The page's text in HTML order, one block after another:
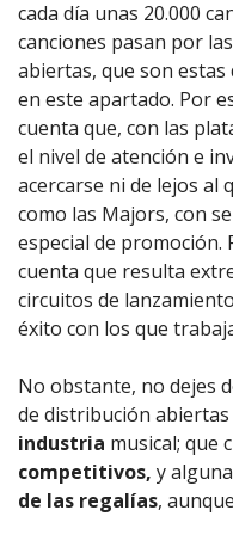
cada día unas 20.000
canciones pasan por
abiertas, que son
en este apartado. Por
cuenta que, con las
el nivel de atención e
acercarse ni de lejos al
como las Majors, con
especial de promoción.
cuenta que resulta
circuitos de
éxito con los que
No obstante, no dejes
de distribución
industria musical; que
competitivos, y
de las regalías,